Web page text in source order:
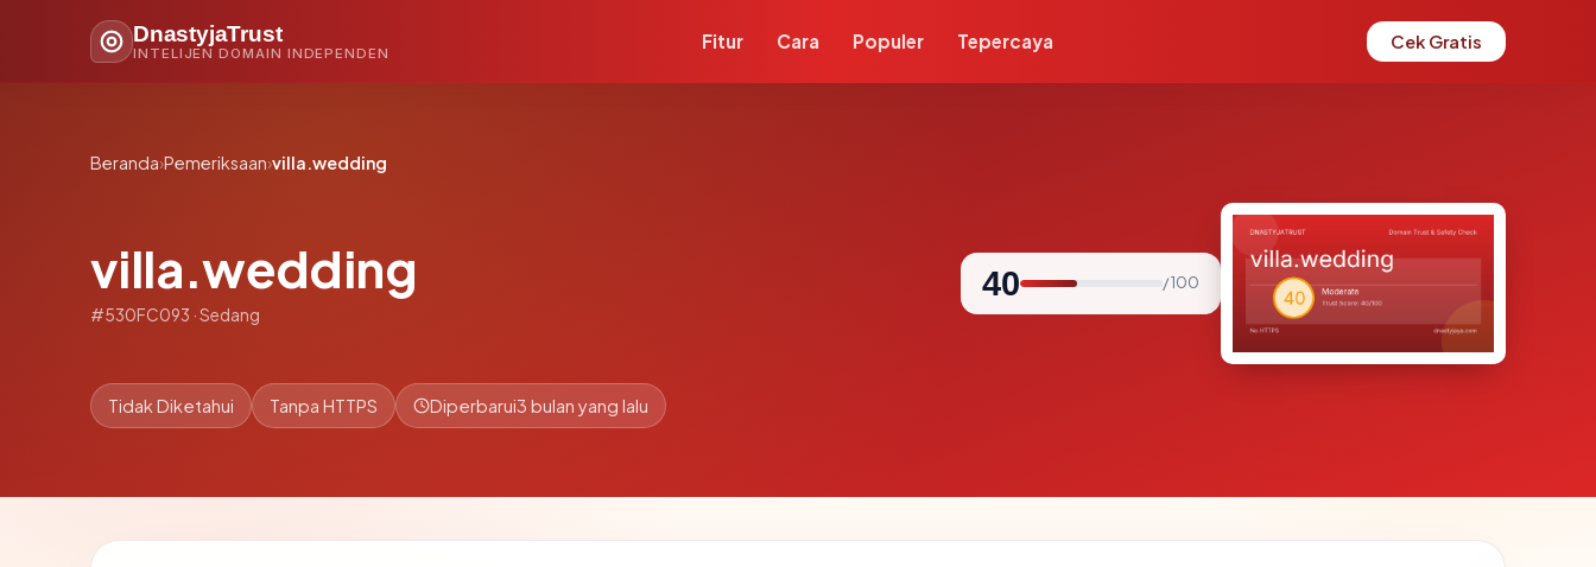
DnastyjaTrust
INTELIJEN DOMAIN INDEPENDEN
Fitur Cara Populer Tepercaya Cek Gratis
Beranda›Pemeriksaan›villa.wedding
villa.wedding
#530FC093 · Sedang
40 / 100
Tidak Diketahui Tanpa HTTPS Diperbarui3 bulan yang lalu